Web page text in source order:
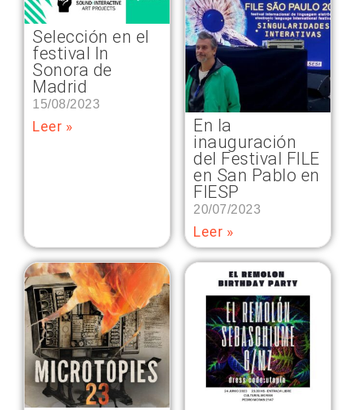
Selección en el
festival In
Sonora de
Madrid
15/08/2023
Leer »
En la
inauguración
del Festival FILE
en San Pablo en
FIESP
20/07/2023
Leer »